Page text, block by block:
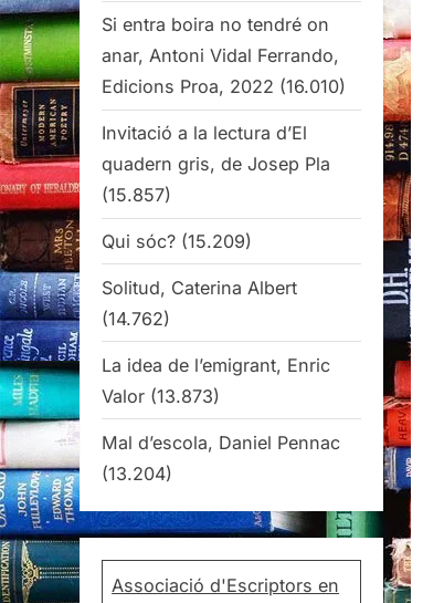
Si entra boira no tendré on
anar, Antoni Vidal Ferrando,
Edicions Proa, 2022 (16.010)
Invitació a la lectura d’El
quadern gris, de Josep Pla
(15.857)
Qui sóc? (15.209)
Solitud, Caterina Albert
(14.762)
La idea de l’emigrant, Enric
Valor (13.873)
Mal d’escola, Daniel Pennac
(13.204)
Associació d'Escriptors en